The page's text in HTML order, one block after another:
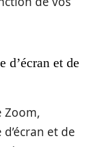
d’écran et de
Zoom,
et de